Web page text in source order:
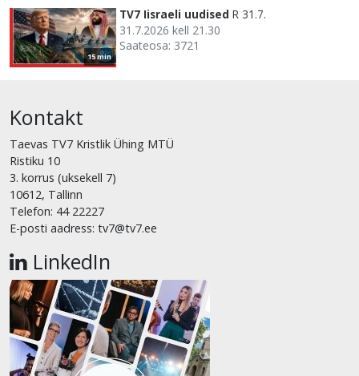
15 min
TV7 Iisraeli uudised R 31.7.
31.7.2026 kell 21.30
Saateosa: 3721
Kontakt
Taevas TV7 Kristlik Ühing MTÜ
Ristiku 10
3. korrus (uksekell 7)
10612, Tallinn
Telefon: 44 22227
E-posti aadress: tv7@tv7.ee
LinkedIn